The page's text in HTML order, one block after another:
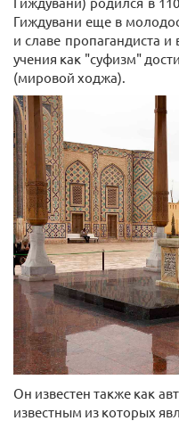
Гиждувани еще в
и славе пропагандиста и
учения как "суфизм"
(мировой ходжа).
Он известен также как
известным из которых